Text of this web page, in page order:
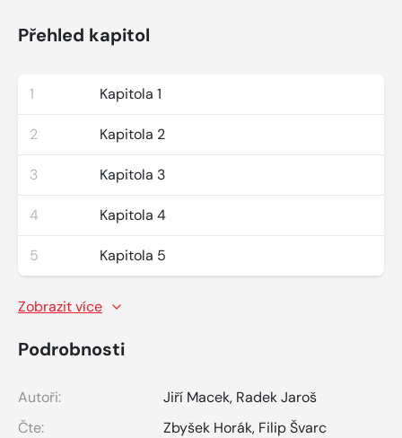
Přehled kapitol
1 Kapitola 1
2 Kapitola 2
3 Kapitola 3
4 Kapitola 4
5 Kapitola 5
Zobrazit více
Podrobnosti
Autoři: Jiří Macek, Radek Jaroš
Čte:
Zbyšek Horák, Filip Švarc